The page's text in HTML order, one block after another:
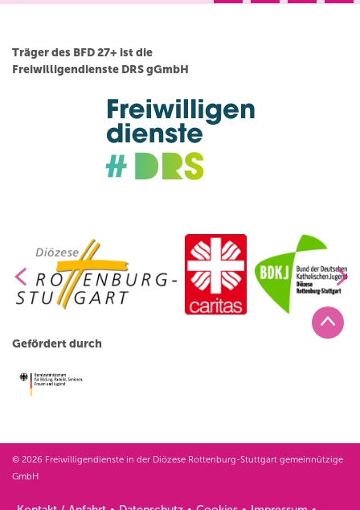
Träger des BFD 27+ ist die
Freiwilligendienste DRS gGmbH
Gefördert durch
© 2026 Freiwilligendienste in der Diözese Rottenburg-Stuttgart gemeinnützige
GmbH